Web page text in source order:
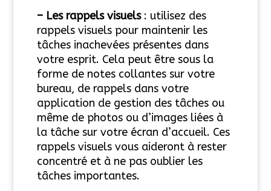
– Les rappels visuels: utilisez des
rappels visuels pour maintenir les
tâches inachevées présentes dans
votre esprit. Cela peut être sous la
forme de notes collantes sur votre
bureau, de rappels dans votre
application de gestion des tâches ou
même de photos ou d’images liées à
la tâche sur votre écran d’accueil. Ces
rappels visuels vous aideront à rester
concentré et à ne pas oublier les
tâches importantes.